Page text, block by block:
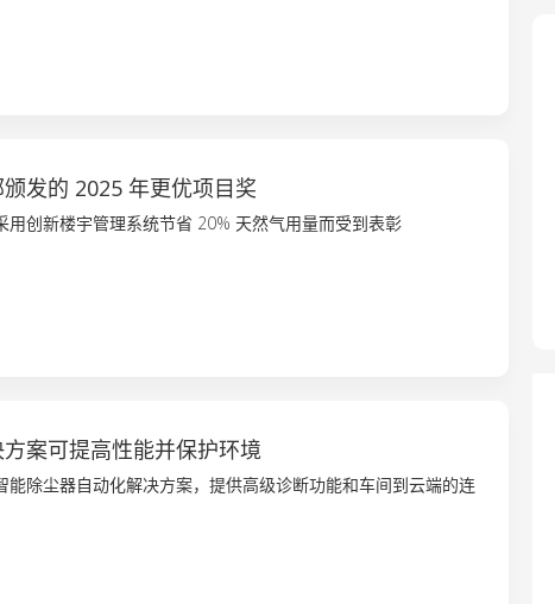
发的 2025 年更优项目奖
创新楼宇管理系统节省 20% 天然气用量而受到表彰
案可提高性能并保护环境
除尘器自动化解决方案，提供高级诊断功能和车间到云端的连